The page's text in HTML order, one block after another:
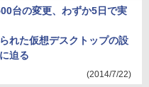
台の変更、わずか5日で実
れた仮想デスクトップの設
迫る
(2014/7/22)